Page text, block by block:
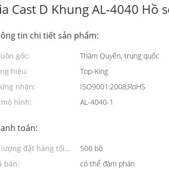
Cast D Khung AL-4040 Hồ
tin chi tiết sản phẩm:
gốc:
Thâm Quyến, trung quốc
hiệu:
Top-King
nhận:
ISO9001:2008;RoHS
mô hình:
AL-4040-1
toán:
lượng đặt hàng tối
500 bộ
bán:
có thể đàm phán